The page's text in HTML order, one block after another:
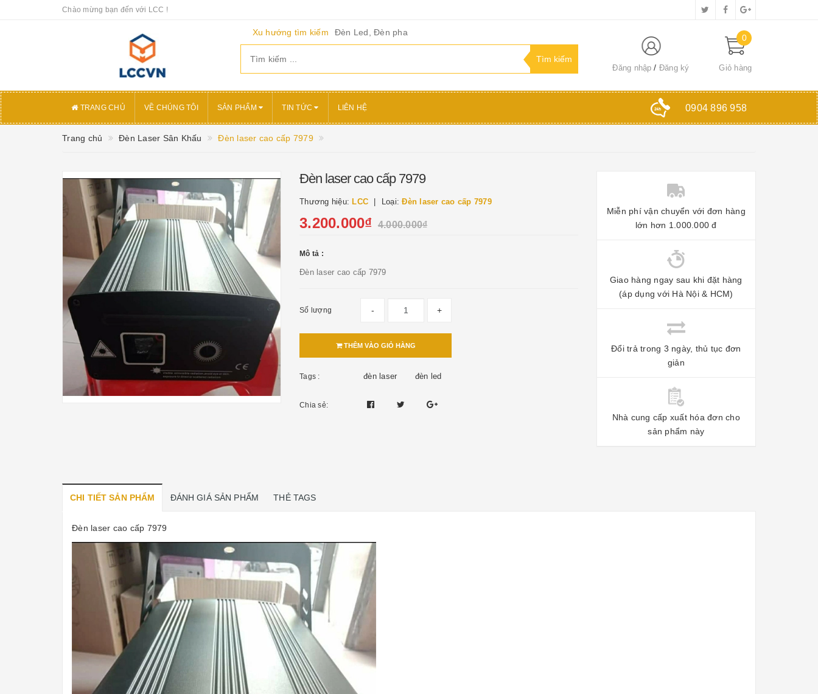
Chào mừng bạn đến với LCC !
Xu hướng tìm kiếm Đèn Led, Đèn pha
Đăng nhập Đăng ký
0
Giỏ hàng
TRANG CHỦ VỀ CHÚNG TÔI SẢN PHẨM TIN TỨC LIÊN HỆ 0904 896 958
Trang chủ Đèn Laser Sân Khấu Đèn laser cao cấp 7979
Đèn laser cao cấp 7979
Thương hiệu: LCC Loại:Đèn laser cao cấp 7979
3.200.000₫ 4.000.000₫
Mô tả :
Đèn laser cao cấp 7979
Số lượng - +
THÊM VÀO GIỎ HÀNG
Tags : đèn laser đèn led
Chia sẻ:
Miễn phí vận chuyển với đơn hàng
lớn hơn 1.000.000 đ
Giao hàng ngay sau khi đặt hàng
(áp dụng với Hà Nội & HCM)
Đổi trả trong 3 ngày, thủ tục đơn
giản
Nhà cung cấp xuất hóa đơn cho
sản phẩm này
CHI TIẾT SẢN PHẨM ĐÁNH GIÁ SẢN PHẨM THẺ TAGS
Đèn laser cao cấp 7979